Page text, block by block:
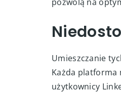
parametrów
od celu